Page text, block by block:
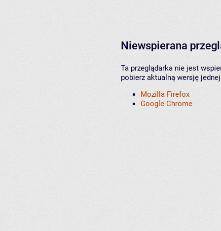
Niewspierana
Ta przeglądarka nie jest
pobierz aktualną wersję
Mozilla Firefox
Google Chrome